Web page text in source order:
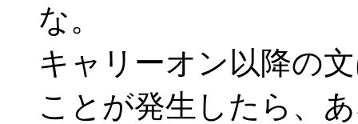
な。
キャリーオン以降の
ことが発生したら、